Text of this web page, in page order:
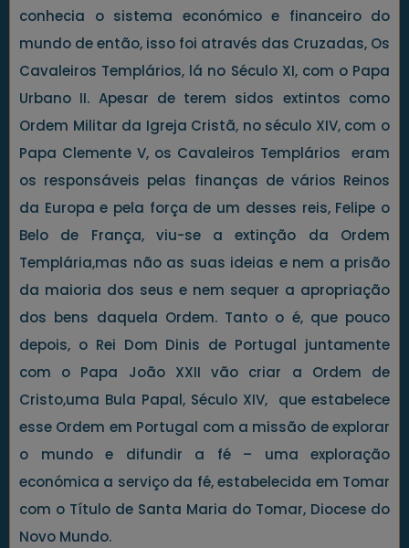
conhecia o sistema económico e financeiro do
mundo de então, isso foi através das Cruzadas, Os
Cavaleiros Templários, lá no Século XI, com o Papa
Urbano II. Apesar de terem sidos extintos como
Ordem Militar da Igreja Cristã, no século XIV, com o
Papa Clemente V, os Cavaleiros Templários eram
os responsáveis pelas finanças de vários Reinos
da Europa e pela força de um desses reis, Felipe o
Belo de França, viu-se a extinção da Ordem
Templária,mas não as suas ideias e nem a prisão
da maioria dos seus e nem sequer a apropriação
dos bens daquela Ordem. Tanto o é, que pouco
depois, o Rei Dom Dinis de Portugal juntamente
com o Papa João XXII vão criar a Ordem de
Cristo,uma Bula Papal, Século XIV, que estabelece
esse Ordem em Portugal com a missão de explorar
o mundo e difundir a fé – uma exploração
económica a serviço da fé, estabelecida em Tomar
com o Título de Santa Maria do Tomar, Diocese do
Novo Mundo.